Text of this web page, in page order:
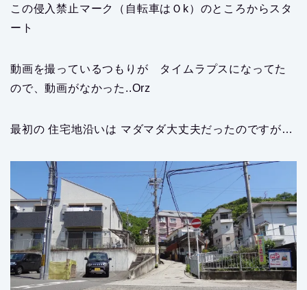
この侵入禁止マーク（自転車はＯk）のところからスタ
ート
動画を撮っているつもりが タイムラプスになってた
ので、動画がなかった..Orz
最初の 住宅地沿いは マダマダ大丈夫だったのですが…